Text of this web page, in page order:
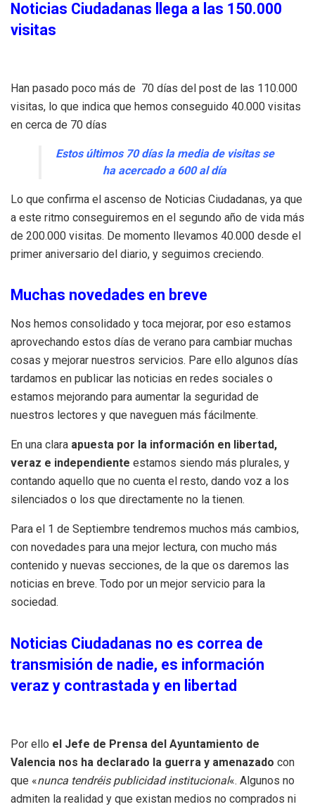
Noticias Ciudadanas llega a las 150.000
visitas
Han pasado poco más de 70 días del post de las 110.000
visitas, lo que indica que hemos conseguido 40.000 visitas
en cerca de 70 días
Estos últimos 70 días la media de visitas se
ha acercado a 600 al día
Lo que confirma el ascenso de Noticias Ciudadanas, ya que
a este ritmo conseguiremos en el segundo año de vida más
de 200.000 visitas. De momento llevamos 40.000 desde el
primer aniversario del diario, y seguimos creciendo.
Muchas novedades en breve
Nos hemos consolidado y toca mejorar, por eso estamos
aprovechando estos días de verano para cambiar muchas
cosas y mejorar nuestros servicios. Pare ello algunos días
tardamos en publicar las noticias en redes sociales o
estamos mejorando para aumentar la seguridad de
nuestros lectores y que naveguen más fácilmente.
En una clara apuesta por la información en libertad,
veraz e independiente estamos siendo más plurales, y
contando aquello que no cuenta el resto, dando voz a los
silenciados o los que directamente no la tienen.
Para el 1 de Septiembre tendremos muchos más cambios,
con novedades para una mejor lectura, con mucho más
contenido y nuevas secciones, de la que os daremos las
noticias en breve. Todo por un mejor servicio para la
sociedad.
Noticias Ciudadanas no es correa de
transmisión de nadie, es información
veraz y contrastada y en libertad
Por ello el Jefe de Prensa del Ayuntamiento de
Valencia nos ha declarado la guerra y amenazado con
que «nunca tendréis publicidad institucional«. Algunos no
admiten la realidad y que existan medios no comprados ni